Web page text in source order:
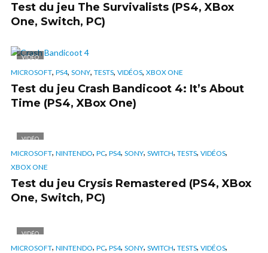
Test du jeu The Survivalists (PS4, XBox
One, Switch, PC)
VIDÉO
MICROSOFT, PS4, SONY, TESTS, VIDÉOS, XBOX ONE
Test du jeu Crash Bandicoot 4: It’s About
Time (PS4, XBox One)
VIDÉO
MICROSOFT, NINTENDO, PC, PS4, SONY, SWITCH, TESTS, VIDÉOS,
XBOX ONE
Test du jeu Crysis Remastered (PS4, XBox
One, Switch, PC)
VIDÉO
MICROSOFT, NINTENDO, PC, PS4, SONY, SWITCH, TESTS, VIDÉOS,